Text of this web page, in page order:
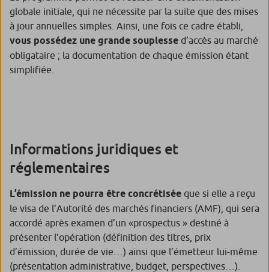
globale initiale, qui ne nécessite par la suite que des mises
à jour annuelles simples. Ainsi, une fois ce cadre établi,
vous possédez une grande souplesse d’accès au marché
obligataire ; la documentation de chaque émission étant
simplifiée.
Informations juridiques et
réglementaires
L’émission ne pourra être concrétisée que si elle a reçu
le visa de l’Autorité des marchés financiers (AMF), qui sera
accordé après examen d’un «prospectus » destiné à
présenter l’opération (définition des titres, prix
d’émission, durée de vie…) ainsi que l’émetteur lui-même
(présentation administrative, budget, perspectives…).